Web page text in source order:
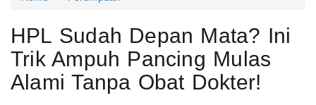
HPL Sudah Depan Mata? Ini
Trik Ampuh Pancing Mulas
Alami Tanpa Obat Dokter!